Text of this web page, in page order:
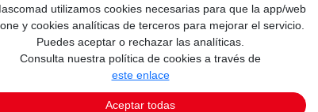
utilizamos cookies necesarias para que la app/web
y cookies analíticas de terceros para mejorar el servicio.
Puedes aceptar o rechazar las analíticas.
Consulta nuestra política de cookies a través de
este enlace
Aceptar todas